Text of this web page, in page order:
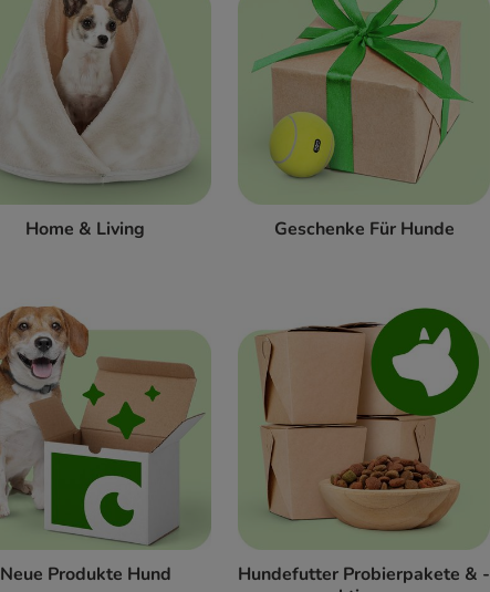
Home & Living Geschenke Für Hunde
Neue Produkte Hund
Hundefutter Probierpakete & -